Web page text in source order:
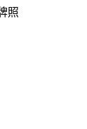
照